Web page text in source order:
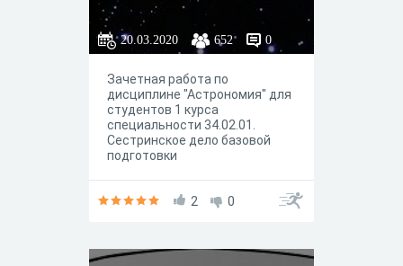
20.03.2020 652 0
Зачетная работа по
дисциплине "Астрономия" для
студентов 1 курса
специальности 34.02.01.
Сестринское дело базовой
подготовки
2 0